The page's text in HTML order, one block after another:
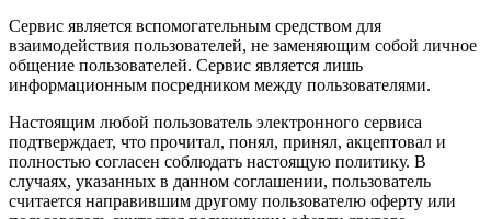
Сервис является вспомогательным средством для
взаимодействия пользователей, не заменяющим собой личное
общение пользователей. Сервис является лишь
информационным посредником между пользователями.
Настоящим любой пользователь электронного сервиса
подтверждает, что прочитал, понял, принял, акцептовал и
полностью согласен соблюдать настоящую политику. В
случаях, указанных в данном соглашении, пользователь
считается направившим другому пользователю оферту или